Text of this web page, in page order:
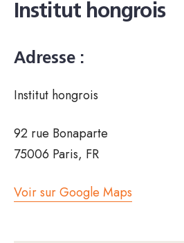
Institut hongrois
Adresse :
Institut hongrois
92 rue Bonaparte
75006 Paris, FR
Voir sur Google Maps